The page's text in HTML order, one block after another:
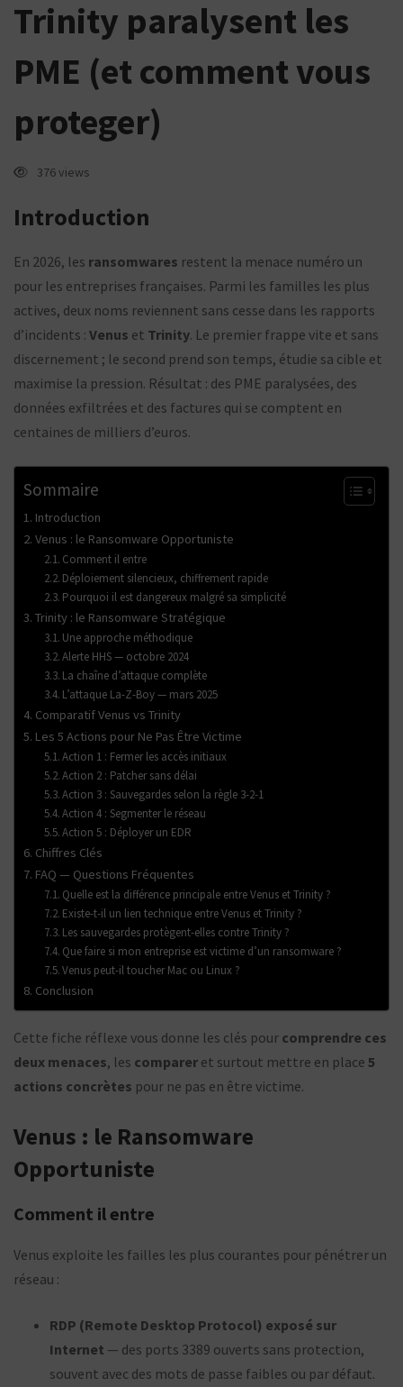
vous
proteger)
Trinity paralysent les
PME (et comment vous
proteger)
376 views
Introduction
En 2026, les ransomwares restent la menace numéro un
pour les entreprises françaises. Parmi les familles les plus
actives, deux noms reviennent sans cesse dans les rapports
d’incidents : Venus et Trinity. Le premier frappe vite et sans
discernement ; le second prend son temps, étudie sa cible et
maximise la pression. Résultat : des PME paralysées, des
données exfiltrées et des factures qui se comptent en
centaines de milliers d’euros.
Sommaire
Introduction
Venus : le Ransomware Opportuniste
Comment il entre
Déploiement silencieux, chiffrement rapide
Pourquoi il est dangereux malgré sa simplicité
Trinity : le Ransomware Stratégique
Une approche méthodique
Alerte HHS — octobre 2024
La chaîne d’attaque complète
L’attaque La-Z-Boy — mars 2025
Comparatif Venus vs Trinity
Les 5 Actions pour Ne Pas Être Victime
Action 1 : Fermer les accès initiaux
Action 2 : Patcher sans délai
Action 3 : Sauvegardes selon la règle 3-2-1
Action 4 : Segmenter le réseau
Action 5 : Déployer un EDR
Chiffres Clés
FAQ — Questions Fréquentes
Quelle est la différence principale entre Venus et Trinity ?
Existe-t-il un lien technique entre Venus et Trinity ?
Les sauvegardes protègent-elles contre Trinity ?
Que faire si mon entreprise est victime d’un ransomware ?
Venus peut-il toucher Mac ou Linux ?
Conclusion
Cette fiche réflexe vous donne les clés pour comprendre ces
deux menaces, les comparer et surtout mettre en place 5
actions concrètes pour ne pas en être victime.
Venus : le Ransomware
Opportuniste
Comment il entre
Venus exploite les failles les plus courantes pour pénétrer un
réseau :
RDP (Remote Desktop Protocol) exposé sur
Internet — des ports 3389 ouverts sans protection,
souvent avec des mots de passe faibles ou par défaut.